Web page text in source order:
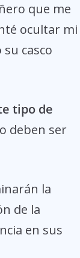
que me
ocultar mi
casco
tipo de
deben ser
la
de la
en sus